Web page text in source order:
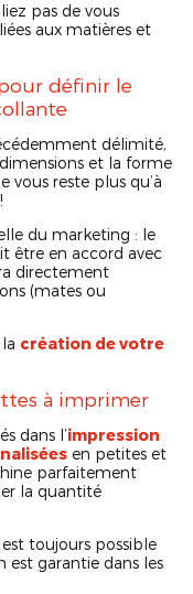
pas de vous
aux matières et
définir le
délimité,
et la forme
vous reste plus qu’à
du marketing : le
être en accord avec
directement
(mates ou
création de votre
à imprimer
dans l’impression
en petites et
parfaitement
la quantité
toujours possible
est garantie dans les